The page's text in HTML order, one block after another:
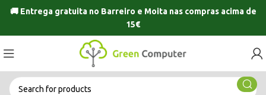
🚚 Entrega gratuita no Barreiro e Moitanas compras acima de
15€